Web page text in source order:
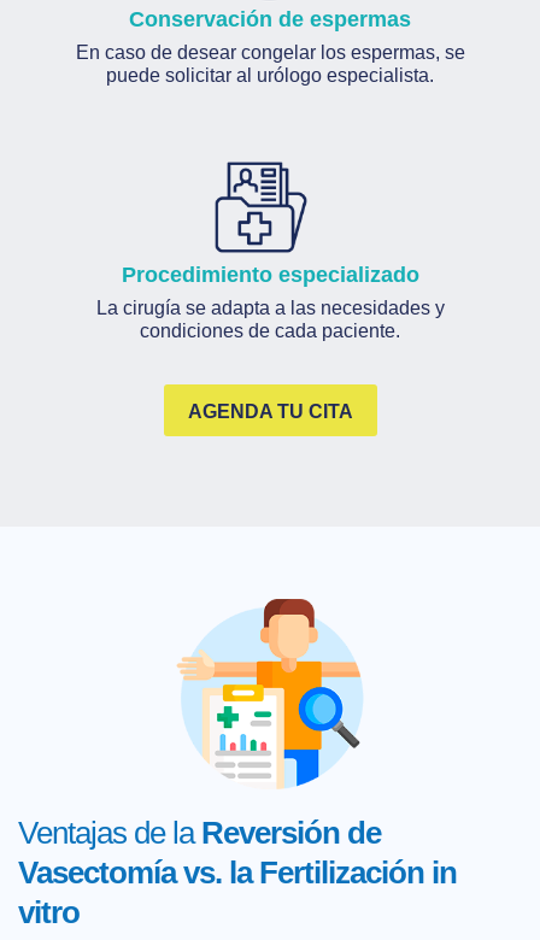
Conservación de espermas
En caso de desear congelar los espermas, se
puede solicitar al urólogo especialista.
Procedimiento especializado
La cirugía se adapta a las necesidades y
condiciones de cada paciente.
AGENDA TU CITA
Ventajas de laReversión de
Vasectomía vs. la Fertilización in
vitro